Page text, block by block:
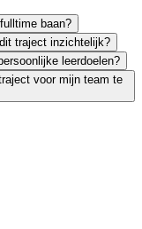
baan?
op en weten
traject inzichtelijk?
jezelf én voor je
leerdoelen?
dat écht bij je past
voor mijn team te
kunnen we